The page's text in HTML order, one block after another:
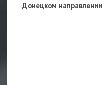
Донецком направлении